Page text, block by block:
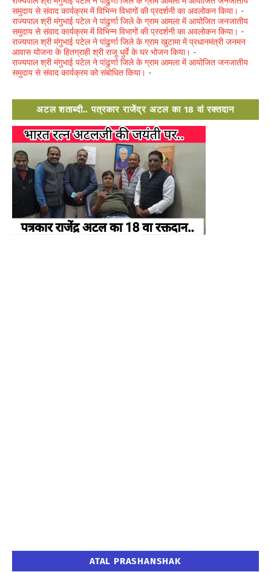
समुदाय से संवाद कार्यक्रम में विभिन्न विभागों की प्रदर्शनी का अवलोकन किया। -
राज्यपाल श्री मंगुभाई पटेल ने पांढुर्णा जिले के ग्राम आमला में आयोजित जनजातीय
समुदाय से संवाद कार्यक्रम में विभिन्न विभागों की प्रदर्शनी का अवलोकन किया। -
राज्यपाल श्री मंगुभाई पटेल ने पांढुर्णा जिले के ग्राम खुटामा में प्रधानमंत्री जनमन
आवास योजना के हितग्राही श्री राजू धुर्वे के घर भोजन किया। -
राज्यपाल श्री मंगुभाई पटेल ने पांढुर्णा जिले के ग्राम आमला में आयोजित जनजातीय
समुदाय से संवाद कार्यक्रम को संबोधित किया। -
अटल शताब्दी.. पत्रकार राजेंद्र अटल का 18 वां रक्तदान
ATAL PRASHANSHAK